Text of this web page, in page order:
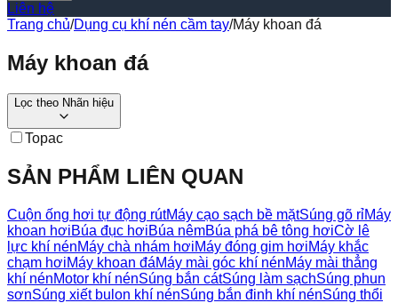
Liên hệ
Trang chủ/Dụng cụ khí nén cầm tay/Máy khoan đá
Máy khoan đá
Lọc theo Nhãn hiệu
Topac
SẢN PHẨM LIÊN QUAN
Cuộn ống hơi tự động rútMáy cạo sạch bề mặtSúng gõ rỉMáy
khoan hơiBúa đục hơiBúa nêmBúa phá bê tông hơiCờ lê
lực khí nénMáy chà nhám hơiMáy đóng gim hơiMáy khắc
chạm hơiMáy khoan đáMáy mài góc khí nénMáy mài thẳng
khí nénMotor khí nénSúng bắn cátSúng làm sạchSúng phun
sơnSúng xiết bulon khí nénSúng bắn đinh khí nénSúng thổi